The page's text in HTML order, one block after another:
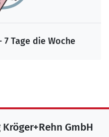
Tage die Woche
GmbH